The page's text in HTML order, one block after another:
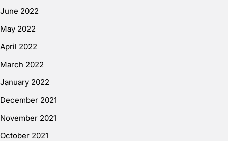
June 2022
May 2022
April 2022
March 2022
January 2022
December 2021
November 2021
October 2021